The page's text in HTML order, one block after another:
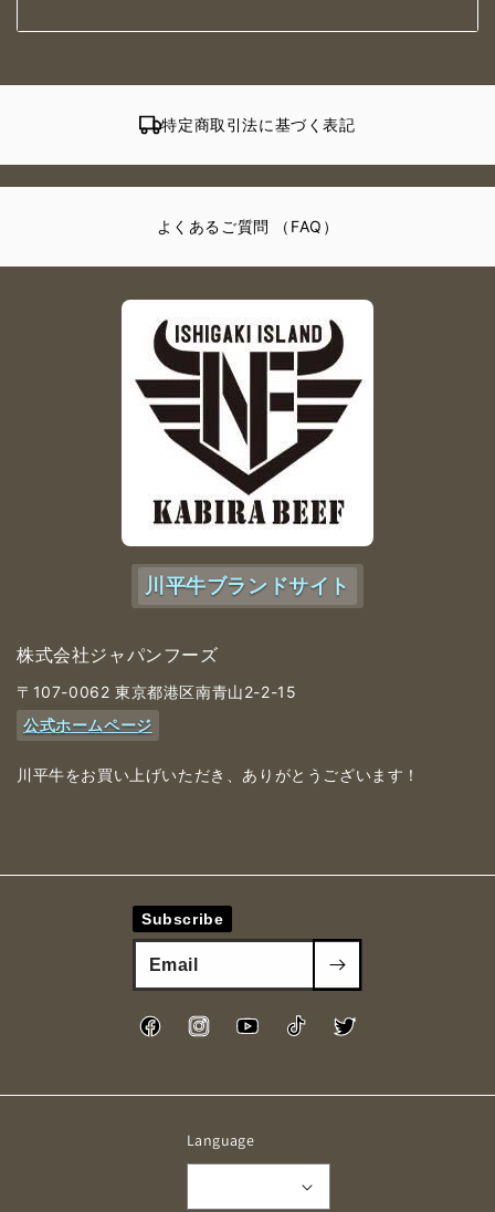
特定商取引法に基づく表記
よくあるご質問 （FAQ）
川平牛ブランドサイト
株式会社ジャパンフーズ
〒107-0062 東京都港区南青山2-2-15
公式ホームページ
川平牛をお買い上げいただき、ありがとうございます！
Subscribe
FacebookInstagramYouTubeTikTokTwitter
Language